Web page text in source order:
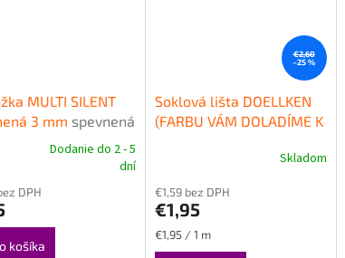
MULTI SILENT
3 mm spevnená
pod plávajúce
Dodanie do 2 - 5
dní
DPH
košíka
€2,60
–25 %
Soklová lišta DOELLKEN
(FARBU VÁM DOLADÍME K
Kvalitná
DOELLKEN SLK50
produktu
je
4,5
Skladom
€1,59 bez DPH
€1,95
Jednotková
cena:
€1,95 / 1 m